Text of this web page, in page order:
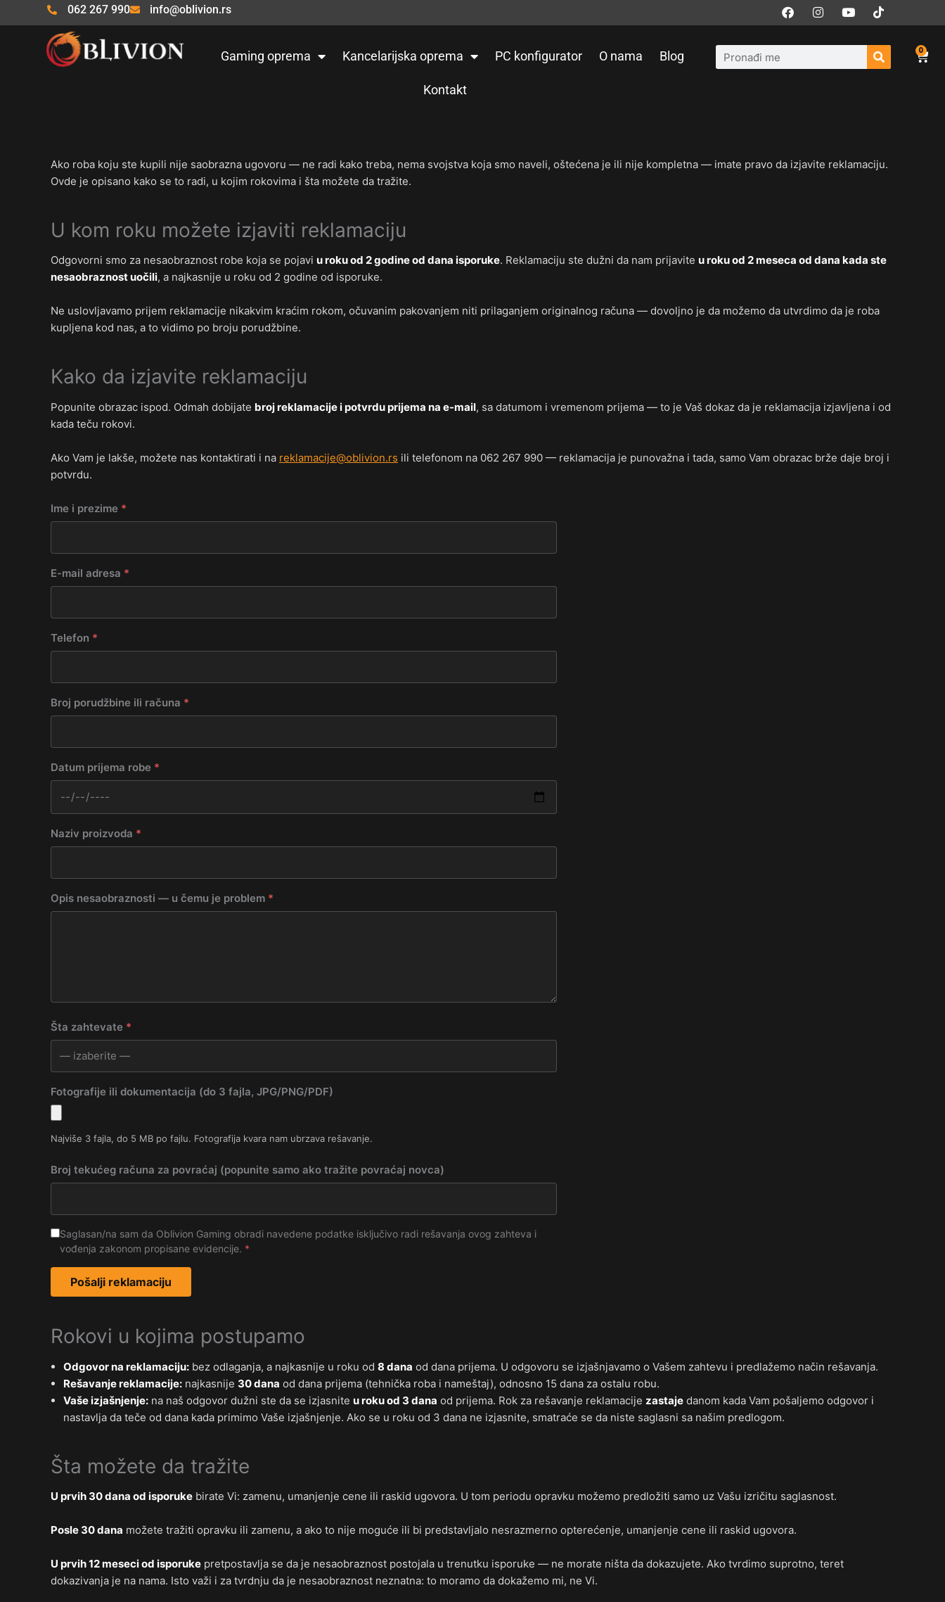
na
062 267 990 info@oblivion.rs
F
a
e
o
I
n
t
g
Y
o
t
b
T
i
t
o
k
Gaming oprema Kancelarijska oprema PC konfigurator O nama Blog
Kontakt
0
Ako roba koju ste kupili nije saobrazna ugovoru — ne radi kako treba, nema svojstva koja smo naveli, oštećena je ili nije kompletna — imate pravo da izjavite reklamaciju.
Ovde je opisano kako se to radi, u kojim rokovima i šta možete da tražite.
U kom roku možete izjaviti reklamaciju
Odgovorni smo za nesaobraznost robe koja se pojavi u roku od 2 godine od dana isporuke. Reklamaciju ste dužni da nam prijavite u roku od 2 meseca od dana kada ste
nesaobraznost uočili, a najkasnije u roku od 2 godine od isporuke.
Ne uslovljavamo prijem reklamacije nikakvim kraćim rokom, očuvanim pakovanjem niti prilaganjem originalnog računa — dovoljno je da možemo da utvrdimo da je roba
kupljena kod nas, a to vidimo po broju porudžbine.
Kako da izjavite reklamaciju
Popunite obrazac ispod. Odmah dobijate broj reklamacije i potvrdu prijema na e-mail, sa datumom i vremenom prijema — to je Vaš dokaz da je reklamacija izjavljena i od
kada teču rokovi.
Ako Vam je lakše, možete nas kontaktirati i na reklamacije@oblivion.rs ili telefonom na 062 267 990 — reklamacija je punovažna i tada, samo Vam obrazac brže daje broj i
potvrdu.
Ime i prezime *
E-mail adresa *
Telefon *
Broj porudžbine ili računa *
Datum prijema robe *
Naziv proizvoda *
Opis nesaobraznosti — u čemu je problem *
Šta zahtevate *
Fotografije ili dokumentacija (do 3 fajla, JPG/PNG/PDF)
Najviše 3 fajla, do 5 MB po fajlu. Fotografija kvara nam ubrzava rešavanje.
Broj tekućeg računa za povraćaj (popunite samo ako tražite povraćaj novca)
Saglasan/na sam da Oblivion Gaming obradi navedene podatke isključivo radi rešavanja ovog zahteva i
vođenja zakonom propisane evidencije. *
Pošalji reklamaciju
Rokovi u kojima postupamo
Odgovor na reklamaciju: bez odlaganja, a najkasnije u roku od 8 dana od dana prijema. U odgovoru se izjašnjavamo o Vašem zahtevu i predlažemo način rešavanja.
Rešavanje reklamacije: najkasnije 30 dana od dana prijema (tehnička roba i nameštaj), odnosno 15 dana za ostalu robu.
Vaše izjašnjenje: na naš odgovor dužni ste da se izjasnite u roku od 3 dana od prijema. Rok za rešavanje reklamacije zastaje danom kada Vam pošaljemo odgovor i
nastavlja da teče od dana kada primimo Vaše izjašnjenje. Ako se u roku od 3 dana ne izjasnite, smatraće se da niste saglasni sa našim predlogom.
Šta možete da tražite
U prvih 30 dana od isporuke birate Vi: zamenu, umanjenje cene ili raskid ugovora. U tom periodu opravku možemo predložiti samo uz Vašu izričitu saglasnost.
Posle 30 dana možete tražiti opravku ili zamenu, a ako to nije moguće ili bi predstavljalo nesrazmerno opterećenje, umanjenje cene ili raskid ugovora.
U prvih 12 meseci od isporuke pretpostavlja se da je nesaobraznost postojala u trenutku isporuke — ne morate ništa da dokazujete. Ako tvrdimo suprotno, teret
dokazivanja je na nama. Isto važi i za tvrdnju da je nesaobraznost neznatna: to moramo da dokažemo mi, ne Vi.